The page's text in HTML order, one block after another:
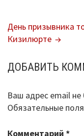
I.
II.
III.
образования
IV.
ЗАПИСЯМ
День призывника
Кизилюрте
ДОБАВИТЬ
Ваш адрес email не
Обязательные
Комментарий *